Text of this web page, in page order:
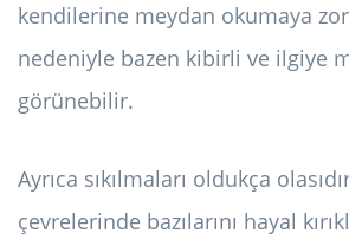
kendilerine meydan okumaya
nedeniyle bazen kibirli ve ilgiye
görünebilir.
Ayrıca sıkılmaları oldukça
çevrelerinde bazılarını hayal